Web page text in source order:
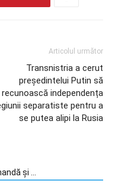
Articolul următor
Transnistria a cerut
președintelui Putin să
recunoască independența
separatiste pentru a
se putea alipi la Rusia
și ...